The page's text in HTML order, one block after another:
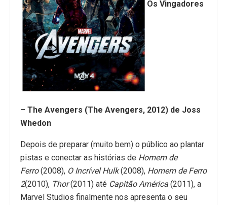
Os Vingadores
– The Avengers (The Avengers, 2012) de Joss
Whedon
Depois de preparar (muito bem) o público ao plantar
pistas e conectar as histórias de Homem de
Ferro(2008), O Incrível Hulk(2008), Homem de Ferro
2(2010), Thor(2011) até Capitão América (2011), a
Marvel Studios finalmente nos apresenta o seu